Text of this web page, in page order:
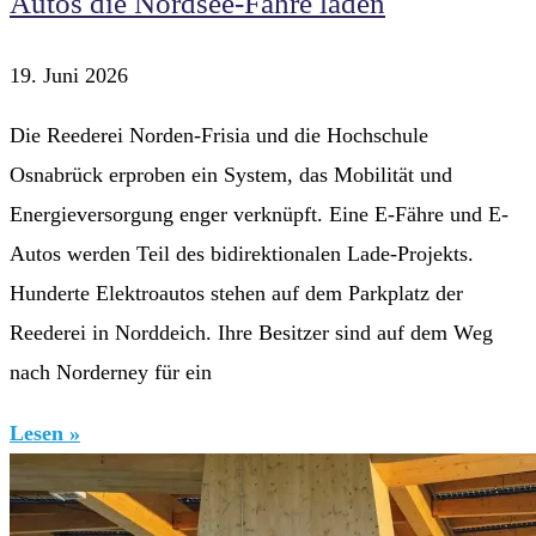
19. Juni 2026
Die Reederei Norden-Frisia und die Hochschule
Osnabrück erproben ein System, das Mobilität und
Energieversorgung enger verknüpft. Eine E-Fähre und E-
Autos werden Teil des bidirektionalen Lade-Projekts.
Hunderte Elektroautos stehen auf dem Parkplatz der
Reederei in Norddeich. Ihre Besitzer sind auf dem Weg
nach Norderney für ein
Lesen »